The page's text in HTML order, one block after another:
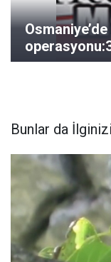
Bunlar da